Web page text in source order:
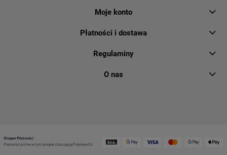
Moje konto
Płatności i dostawa
Regulaminy
O nas